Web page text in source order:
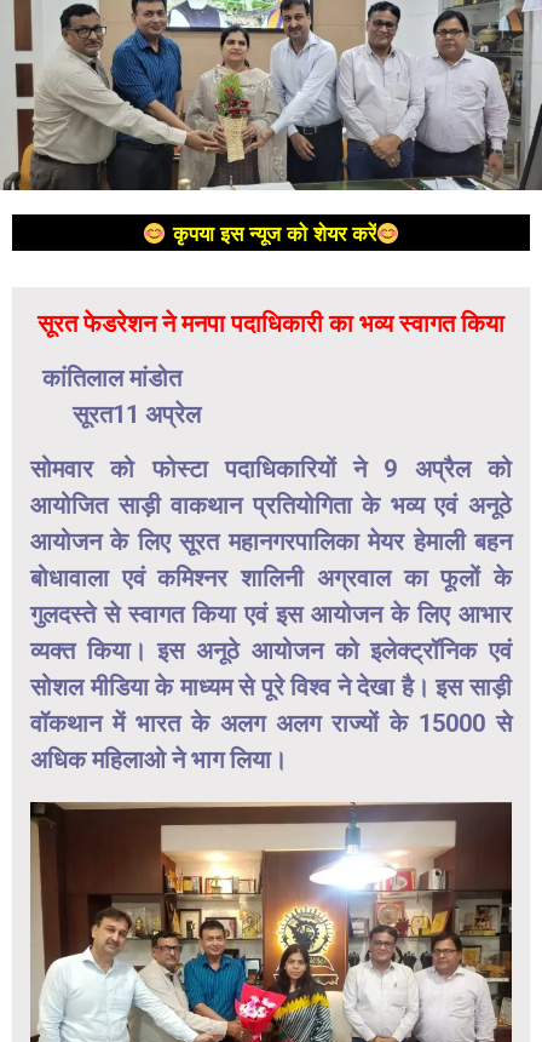
कृपया इस न्यूज को शेयर करें
सूरत फेडरेशन ने मनपा पदाधिकारी का भव्य स्वागत किया
कांतिलाल मांडोत
सूरत11 अप्रेल
सोमवार को फोस्टा पदाधिकारियों ने 9 अप्रैल को
आयोजित साड़ी वाकथान प्रतियोगिता के भव्य एवं अनूठे
आयोजन के लिए सूरत महानगरपालिका मेयर हेमाली बहन
बोधावाला एवं कमिश्नर शालिनी अग्रवाल का फूलों के
गुलदस्ते से स्वागत किया एवं इस आयोजन के लिए आभार
व्यक्त किया। इस अनूठे आयोजन को इलेक्ट्रॉनिक एवं
सोशल मीडिया के माध्यम से पूरे विश्व ने देखा है। इस साड़ी
वॉकथान में भारत के अलग अलग राज्यों के 15000 से
अधिक महिलाओ ने भाग लिया।